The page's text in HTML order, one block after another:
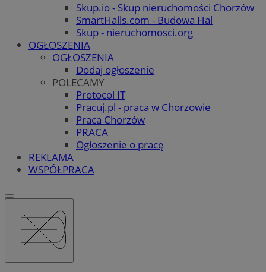
Skup.io - Skup nieruchomości Chorzów
SmartHalls.com - Budowa Hal
Skup - nieruchomosci.org
OGŁOSZENIA
OGŁOSZENIA
Dodaj ogłoszenie
POLECAMY
Protocol IT
Pracuj.pl - praca w Chorzowie
Praca Chorzów
PRACA
Ogłoszenie o pracę
REKLAMA
WSPÓŁPRACA